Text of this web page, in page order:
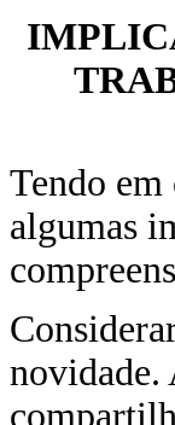
Tendo em
algumas
novidade.